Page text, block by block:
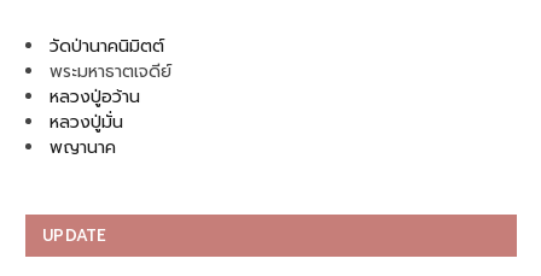
วัดป่านาคนิมิตต์
พระมหาธาตเจดีย์
หลวงปู่อว้าน
หลวงปู่มั่น
พญานาค
UPDATE